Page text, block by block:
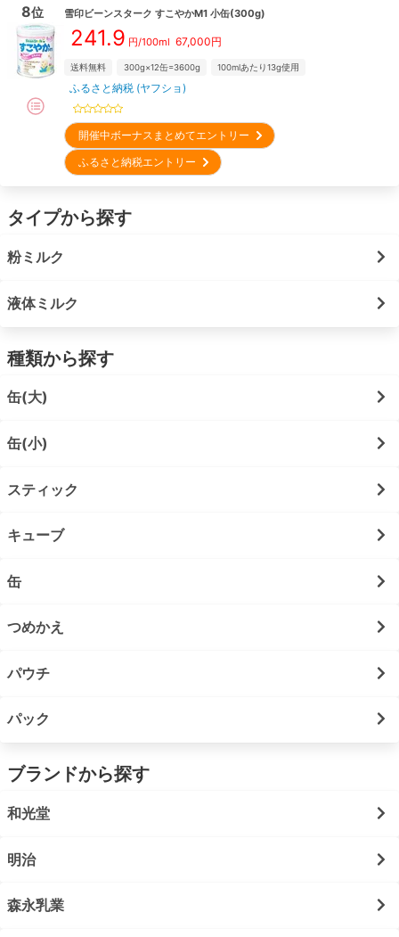
8位 雪印ビーンスターク すこやかM1 小缶(300g)
241.9 円/100ml 67,000円
送料無料 300g×12缶=3600g 100mlあたり13g使用
ふるさと納税 (ヤフショ)
開催中ボーナスまとめてエントリー
ふるさと納税エントリー
タイプから探す
粉ミルク
液体ミルク
種類から探す
缶(大)
缶(小)
スティック
キューブ
缶
つめかえ
パウチ
パック
ブランドから探す
和光堂
明治
森永乳業